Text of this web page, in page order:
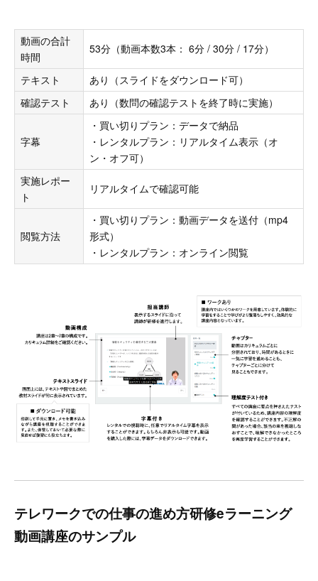
動画の合計
時間
53分（動画本数3本： 6分 / 30分 / 17分）
テキスト
あり（スライドをダウンロード可）
確認テスト
あり（数問の確認テストを終了時に実施）
字幕
・買い切りプラン：データで納品
・レンタルプラン：リアルタイム表示（オ
ン・オフ可）
実施レポー
ト
リアルタイムで確認可能
閲覧方法
・買い切りプラン：動画データを送付（mp4
形式）
・レンタルプラン：オンライン閲覧
テレワークでの仕事の進め方研修eラーニング
動画講座のサンプル